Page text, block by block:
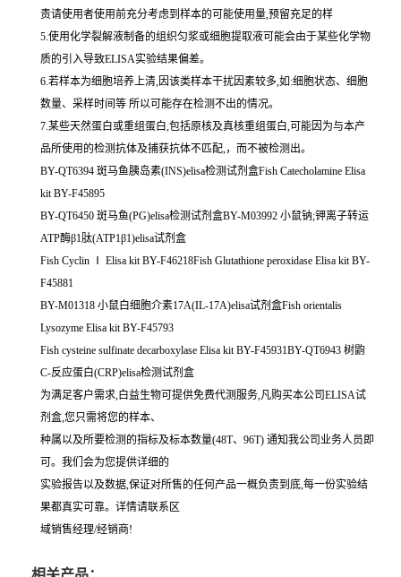
责请使用者使用前充分考虑到样本的可能使用量,预留充足的样
5.使用化学裂解液制备的组织匀浆或细胞提取液可能会由于某些化学物
质的引入导致ELISA实验结果偏差。
6.若样本为细胞培养上清,因该类样本干扰因素较多,如:细胞状态、细胞
数量、采样时间等 所以可能存在检测不出的情况。
7.某些天然蛋白或重组蛋白,包括原核及真核重组蛋白,可能因为与本产
品所使用的检测抗体及捕获抗体不匹配,，而不被检测出。
BY-QT6394 斑马鱼胰岛素(INS)elisa检测试剂盒Fish Catecholamine Elisa
kit BY-F45895
BY-QT6450 斑马鱼(PG)elisa检测试剂盒BY-M03992 小鼠钠;钾离子转运
ATP酶β1肽(ATP1β1)elisa试剂盒
Fish Cyclin Ⅰ Elisa kit BY-F46218Fish Glutathione peroxidase Elisa kit BY-
F45881
BY-M01318 小鼠白细胞介素17A(IL-17A)elisa试剂盒Fish orientalis
Lysozyme Elisa kit BY-F45793
Fish cysteine sulfinate decarboxylase Elisa kit BY-F45931BY-QT6943 树鼩
C-反应蛋白(CRP)elisa检测试剂盒
为满足客户需求,白益生物可提供免费代测服务,凡购买本公司ELISA试
剂盒,您只需将您的样本、
种属以及所要检测的指标及标本数量(48T、96T) 通知我公司业务人员即
可。我们会为您提供详细的
实验报告以及数据,保证对所售的任何产品一概负责到底,每一份实验结
果都真实可靠。详情请联系区
域销售经理/经销商!